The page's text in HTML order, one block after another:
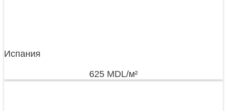
Испания
625 MDL/м²